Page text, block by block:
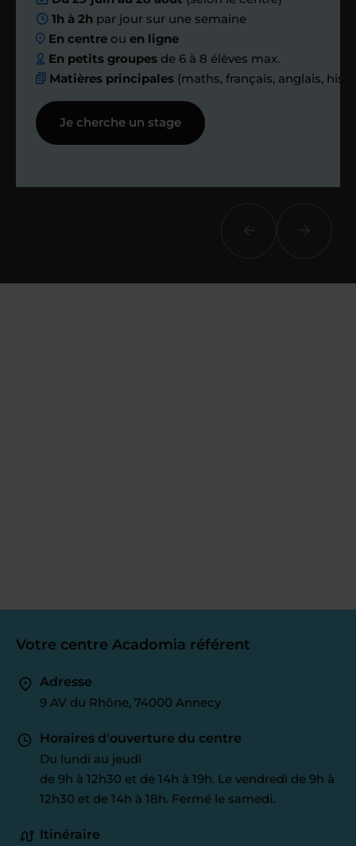
ensemble des
échanges réguliers
Afin de suivre le travail et les progrès
réalisés, votre enseignant et moi-
même vous proposons des points et
1h à 2h par jour sur une semaine
En centre ouen ligne
En petits groupes de 6 à 8 élèves max.
Matières principales (maths, français, anglais,
Je cherche un stage
Votre centre Acadomia référent
Adresse
9 AV du Rhône, 74000 Annecy
Horaires d'ouverture du centre
Du lundi au jeudi
de 9h à 12h30 et de 14h à 19h. Le vendredi de 9h à
12h30 et de 14h à 18h. Fermé le samedi.
Itinéraire